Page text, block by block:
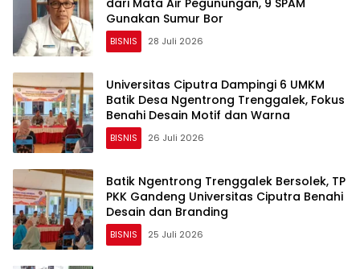
Gunakan Sumur Bor
BISNIS 28 Juli 2026
Universitas Ciputra Dampingi 6 UMKM
Batik Desa Ngentrong Trenggalek, Fokus
Benahi Desain Motif dan Warna
BISNIS 26 Juli 2026
Batik Ngentrong Trenggalek Bersolek, TP
PKK Gandeng Universitas Ciputra Benahi
Desain dan Branding
BISNIS 25 Juli 2026